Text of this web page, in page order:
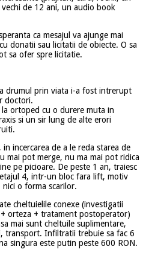
de 12 ani, un audio book
ca mesajul va ajunge mai
donatii sau licitatii de obiecte. O sa
sa ofer spre licitatie.
drumul prin viata i-a fost intrerupt
doctori.
ortoped cu o durere muta in
si un sir lung de alte erori
incercarea de a le reda starea de
mai pot merge, nu ma mai pot ridica
pe picioare. De peste 1 an, traiesc
4, intr-un bloc fara lift, motiv
o forma scarilor.
cheltuielile conexe (investigatii
orteza + tratament postoperator)
mai sunt cheltuile suplimentare,
transport. Infiltratii trebuie sa fac 6
singura este putin peste 600 RON.